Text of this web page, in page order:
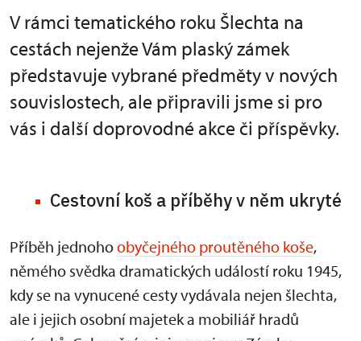
V rámci tematického roku Šlechta na
cestách nejenže Vám plaský zámek
představuje vybrané předměty v nových
souvislostech, ale připravili jsme si pro
vás i další doprovodné akce či příspěvky.
Cestovní koš a příběhy v něm ukryté
Příběh jednohoobyčejného proutěného koše,
němého svědka dramatických událostí roku 1945,
kdy se na vynucené cesty vydávala nejen šlechta,
ale i jejich osobní majetek a mobiliář hradů